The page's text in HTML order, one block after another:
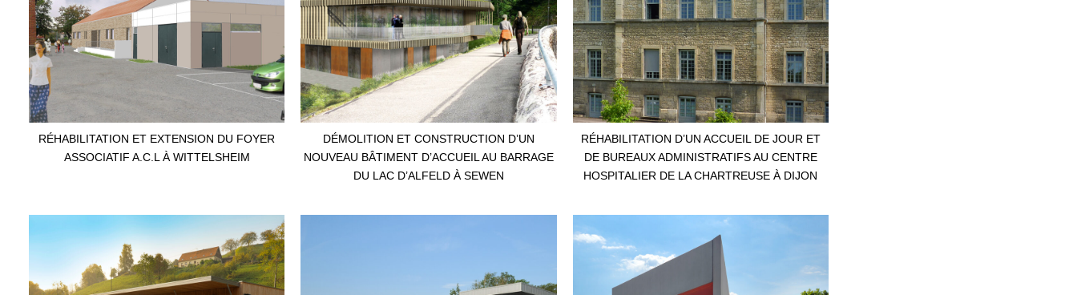
RÉHABILITATION ET EXTENSION DU FOYER
ASSOCIATIF A.C.L À WITTELSHEIM
DÉMOLITION ET CONSTRUCTION D’UN
NOUVEAU BÂTIMENT D’ACCUEIL AU BARRAGE
DU LAC D’ALFELD À SEWEN
RÉHABILITATION D’UN ACCUEIL DE JOUR ET
DE BUREAUX ADMINISTRATIFS AU CENTRE
HOSPITALIER DE LA CHARTREUSE À DIJON